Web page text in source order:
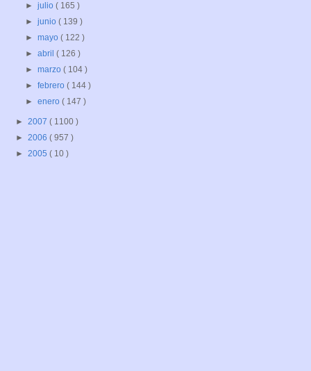
►julio( 165 )
►junio( 139 )
►mayo( 122 )
►abril( 126 )
►marzo( 104 )
►febrero( 144 )
►enero( 147 )
► 2007 ( 1100 )
► 2006 ( 957 )
► 2005 ( 10 )